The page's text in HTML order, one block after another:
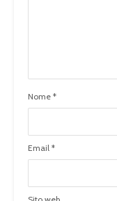
Nome *
Email *